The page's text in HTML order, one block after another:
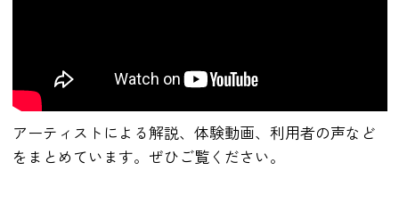
アーティストによる解説、体験動画、利用者の声など
をまとめています。ぜひご覧ください。